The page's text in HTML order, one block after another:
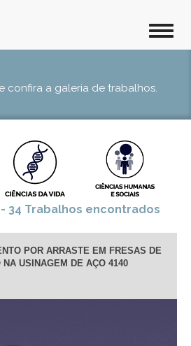
confira a galeria de trabalhos.
34 Trabalhos encontrados
POR ARRASTE EM FRESAS DE
NA USINAGEM DE AÇO 4140